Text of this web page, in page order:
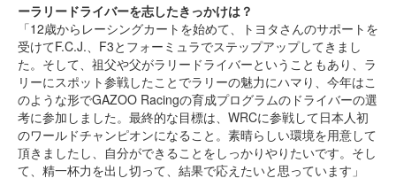
ーラリードライバーを志したきっかけは？
「12歳からレーシングカートを始めて、トヨタさんのサポートを
受けてF.C.J.、F3とフォーミュラでステップアップしてきまし
た。そして、祖父や父がラリードライバーということもあり、ラ
リーにスポット参戦したことでラリーの魅力にハマり、今年はこ
のような形でGAZOO Racingの育成プログラムのドライバーの選
考に参加しました。最終的な目標は、WRCに参戦して日本人初
のワールドチャンピオンになること。素晴らしい環境を用意して
頂きましたし、自分ができることをしっかりやりたいです。そし
て、精一杯力を出し切って、結果で応えたいと思っています」